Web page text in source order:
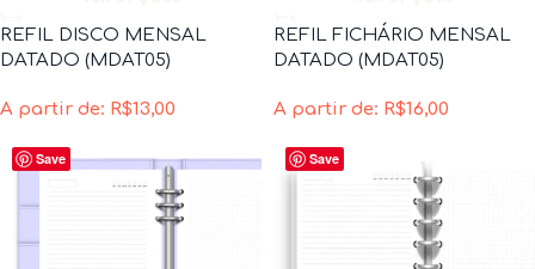
REFIL DISCO MENSAL
DATADO (MDAT05)
A partir de: R$13,00
REFIL FICHÁRIO MENSAL
DATADO (MDAT05)
A partir de: R$16,00
Save Save